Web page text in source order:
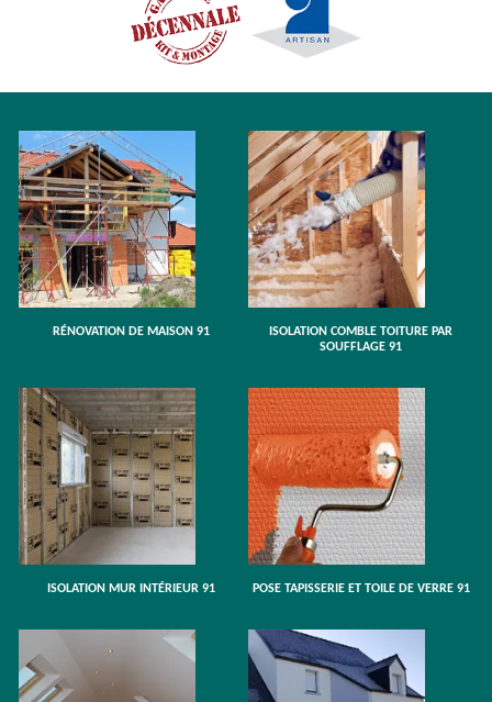
RÉNOVATION DE MAISON 91
ISOLATION COMBLE TOITURE PAR
SOUFFLAGE 91
ISOLATION MUR INTÉRIEUR 91 POSE TAPISSERIE ET TOILE DE VERRE 91